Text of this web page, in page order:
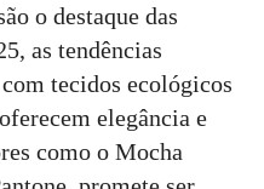
o destaque das
as tendências
tecidos ecológicos
elegância e
como o Mocha